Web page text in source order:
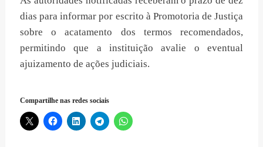
dias para informar por escrito à Promotoria de Justiça
sobre o acatamento dos termos recomendados,
permitindo que a instituição avalie o eventual
ajuizamento de ações judiciais.
Compartilhe nas redes sociais